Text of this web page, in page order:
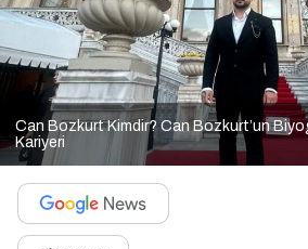
Can Bozkurt Kimdir? Can Bozkurt’un
Kariyeri